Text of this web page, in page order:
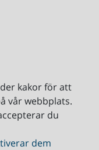
kakor för att
vår webbplats.
du
dem